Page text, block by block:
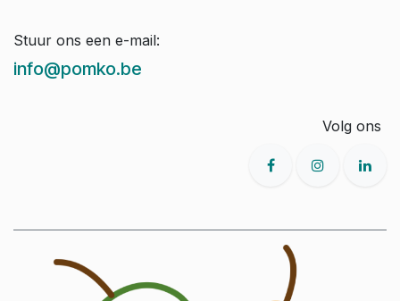
Stuur ons een e-mail:
info@pomko.be
Volg ons